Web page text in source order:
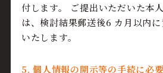
付します。 ご提出いただいた本
は、検討結果郵送後6 カ月以内
いたします。
5. 個人情報の開示等の手続に必